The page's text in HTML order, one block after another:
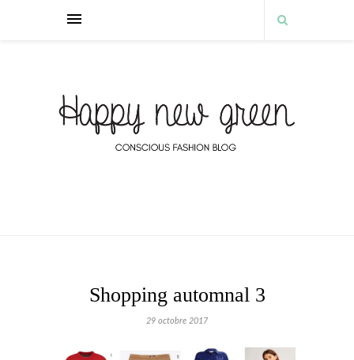
Shopping automnal 3
29 octobre 2017